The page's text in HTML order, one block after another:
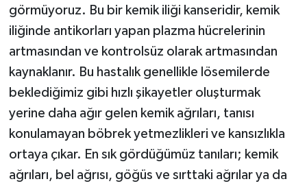
görmüyoruz. Bu bir kemik iliği kanseridir, kemik
iliğinde antikorları yapan plazma hücrelerinin
artmasından ve kontrolsüz olarak artmasından
kaynaklanır. Bu hastalık genellikle lösemilerde
beklediğimiz gibi hızlı şikayetler oluşturmak
yerine daha ağır gelen kemik ağrıları, tanısı
konulamayan böbrek yetmezlikleri ve kansızlıkla
ortaya çıkar. En sık gördüğümüz tanıları; kemik
ağrıları, bel ağrısı, göğüs ve sırttaki ağrılar ya da